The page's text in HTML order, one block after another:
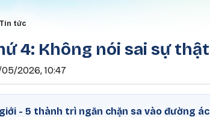
Tin tức
4: Không nói sai sự thật
2026, 10:47
- 5 thành trì ngăn chặn sa vào đường ác